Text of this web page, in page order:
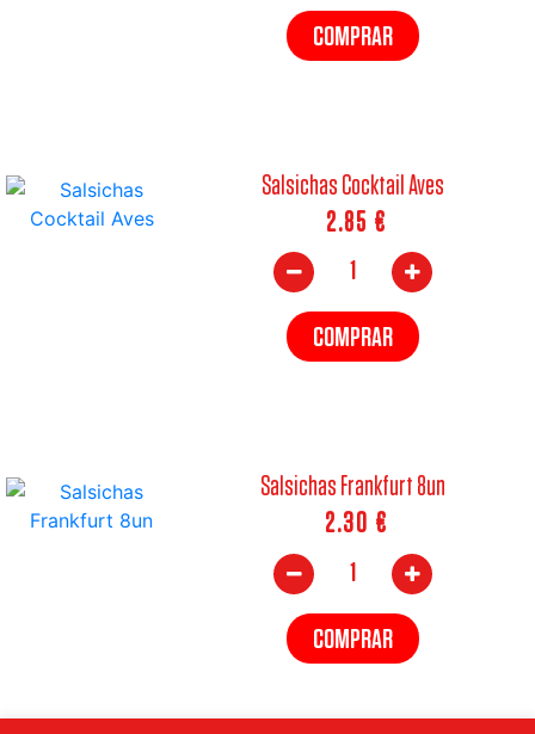
COMPRAR
Salsichas Cocktail Aves
2.85 €
COMPRAR
Salsichas Frankfurt 8un
2.30 €
COMPRAR